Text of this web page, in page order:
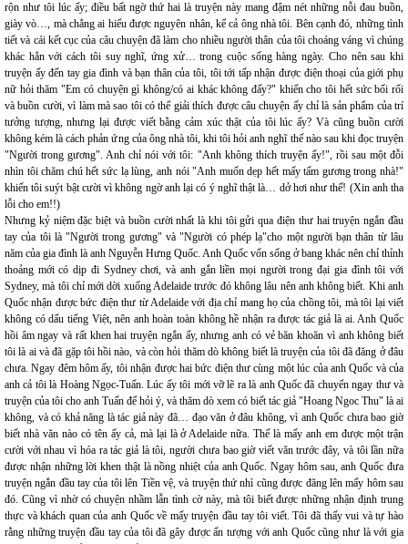
rộn như tôi lúc ấy; điều bất ngờ thứ hai là truyện này mang đậm nét những nỗi đau buồn,
giày vò…, mà chẳng ai hiểu được nguyên nhân, kể cả ông nhà tôi. Bên cạnh đó, những tình
tiết và cái kết cục của câu chuyện đã làm cho nhiều người thân của tôi choáng váng vì chúng
khác hẳn với cách tôi suy nghĩ, ứng xử… trong cuộc sống hàng ngày. Cho nên sau khi
truyện ấy đến tay gia đình và bạn thân của tôi, tôi tới tấp nhận được điện thoại của giới phụ
nữ hỏi thăm "Em có chuyện gì không/có ai khác không đấy?" khiến cho tôi hết sức bối rối
và buồn cười, vì làm mà sao tôi có thể giải thích được câu chuyện ấy chỉ là sản phẩm của trí
tưởng tượng, nhưng lại được viết bằng cảm xúc thật của tôi lúc ấy? Và cũng buồn cười
không kém là cách phản ứng của ông nhà tôi, khi tôi hỏi anh nghĩ thế nào sau khi đọc truyện
"Người trong gương". Anh chỉ nói với tôi: "Anh không thích truyện ấy!", rồi sau một đỗi
nhìn tôi chăm chú hết sức lạ lùng, anh nói "Anh muốn dẹp hết mấy tấm gương trong nhà!"
khiến tôi suýt bật cười vì không ngờ anh lại có ý nghĩ thật là… dở hơi như thế! (Xin anh tha
lỗi cho em!!)
Nhưng kỷ niệm đặc biệt và buồn cười nhất là khi tôi gửi qua điện thư hai truyện ngắn đầu
tay của tôi là "Người trong gương" và "Người có phép lạ"cho một người bạn thân từ lâu
năm của gia đình là anh Nguyễn Hưng Quốc. Anh Quốc vốn sống ở bang khác nên chỉ thỉnh
thoảng mới có dịp đi Sydney chơi, và anh gắn liền mọi người trong đại gia đình tôi với
Sydney, mà tôi chỉ mới dời xuống Adelaide trước đó không lâu nên anh không biết. Khi anh
Quốc nhận được bức điện thư từ Adelaide với địa chỉ mang họ của chồng tôi, mà tôi lại viết
không có dấu tiếng Việt, nên anh hoàn toàn không hề nhận ra được tác giả là ai. Anh Quốc
hồi âm ngay và rất khen hai truyện ngắn ấy, nhưng anh có vẻ băn khoăn vì anh không biết
tôi là ai và đã gặp tôi hồi nào, và còn hỏi thăm dò không biết là truyện của tôi đã đăng ở đâu
chưa. Ngay đêm hôm ấy, tôi nhận được hai bức điện thư cùng một lúc của anh Quốc và của
anh cả tôi là Hoàng Ngọc-Tuấn. Lúc ấy tôi mới vỡ lẽ ra là anh Quốc đã chuyển ngay thư và
truyện của tôi cho anh Tuấn để hỏi ý, và thăm dò xem có biết tác giả "Hoang Ngoc Thu" là ai
không, và có khả năng là tác giả này đã… đạo văn ở đâu không, vì anh Quốc chưa bao giờ
biết nhà văn nào có tên ấy cả, mà lại là ở Adelaide nữa. Thế là mấy anh em được một trận
cười với nhau vì hóa ra tác giả là tôi, người chưa bao giờ viết văn trước đây, và tôi lần nữa
được nhận những lời khen thật là nồng nhiệt của anh Quốc. Ngay hôm sau, anh Quốc đưa
truyện ngắn đầu tay của tôi lên Tiền vệ, và truyện thứ nhì cũng được đăng lên mấy hôm sau
đó. Cũng vì nhờ có chuyện nhầm lẫn tình cờ này, mà tôi biết được những nhận định trung
thực và khách quan của anh Quốc về mấy truyện đầu tay tôi viết. Tôi đã thấy vui và tự hào
rằng những truyện đầu tay của tôi đã gây được ấn tượng với anh Quốc cũng như là với gia